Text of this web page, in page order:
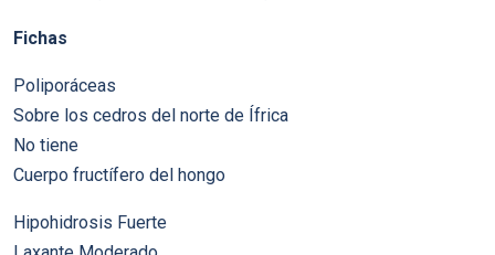
Fichas
Poliporáceas
Sobre los cedros del norte de Ífrica
No tiene
Cuerpo fructífero del hongo
Hipohidrosis Fuerte